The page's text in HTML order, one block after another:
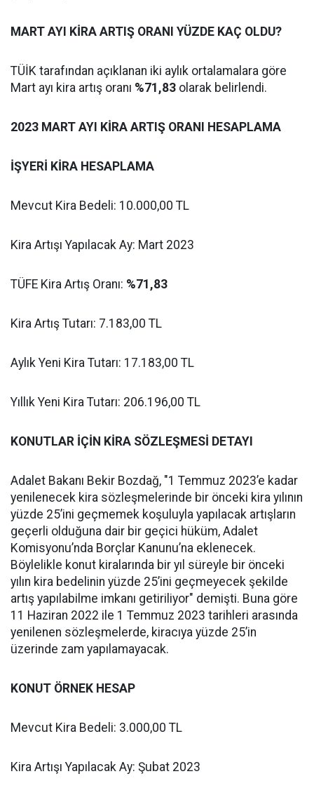
MART AYI KİRA ARTIŞ ORANI YÜZDE KAÇ OLDU?
TÜİK tarafından açıklanan iki aylık ortalamalara göre
Mart ayı kira artış oranı %71,83 olarak belirlendi.
2023 MART AYI KİRA ARTIŞ ORANI HESAPLAMA
İŞYERİ KİRA HESAPLAMA
Mevcut Kira Bedeli: 10.000,00 TL
Kira Artışı Yapılacak Ay: Mart 2023
TÜFE Kira Artış Oranı: %71,83
Kira Artış Tutarı: 7.183,00 TL
Aylık Yeni Kira Tutarı: 17.183,00 TL
Yıllık Yeni Kira Tutarı: 206.196,00 TL
KONUTLAR İÇİN KİRA SÖZLEŞMESİ DETAYI
Adalet Bakanı Bekir Bozdağ, "1 Temmuz 2023’e kadar
yenilenecek kira sözleşmelerinde bir önceki kira yılının
yüzde 25’ini geçmemek koşuluyla yapılacak artışların
geçerli olduğuna dair bir geçici hüküm, Adalet
Komisyonu’nda Borçlar Kanunu’na eklenecek.
Böylelikle konut kiralarında bir yıl süreyle bir önceki
yılın kira bedelinin yüzde 25’ini geçmeyecek şekilde
artış yapılabilme imkanı getiriliyor" demişti. Buna göre
11 Haziran 2022 ile 1 Temmuz 2023 tarihleri arasında
yenilenen sözleşmelerde, kiracıya yüzde 25’in
üzerinde zam yapılamayacak.
KONUT ÖRNEK HESAP
Mevcut Kira Bedeli: 3.000,00 TL
Kira Artışı Yapılacak Ay: Şubat 2023